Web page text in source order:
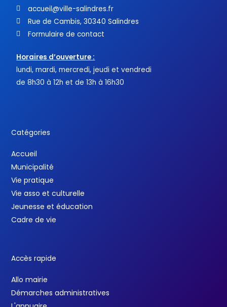
accueil@ville-salindres.fr
Rue de Cambis, 30340 Salindres
Formulaire de contact
Horaires d’ouverture :
lundi, mardi, mercredi, jeudi et vendredi
de 8h30 à 12h et de 13h à 16h30
Catégories
Accueil
Municipalité
Vie pratique
Vie asso et culturelle
Jeunesse et éducation
Cadre de vie
Accès rapide
Allo mairie
Démarches administratives